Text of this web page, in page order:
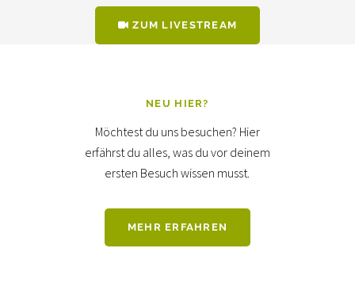
ZUM LIVESTREAM
NEU HIER?
Möchtest du uns besuchen? Hier
erfährst du alles, was du vor deinem
ersten Besuch wissen musst.
MEHR ERFAHREN